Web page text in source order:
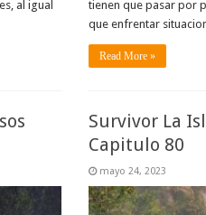
al igual
tienen que pasar por
que enfrentar
Read More »
Survivor La
Capitulo 80
mayo 24, 2023